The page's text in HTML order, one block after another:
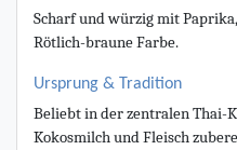
Scharf und würzig mit
Rötlich-braune Farbe.
Ursprung & Tradition
Beliebt in der zentralen Thai-
Kokosmilch und Fleisch